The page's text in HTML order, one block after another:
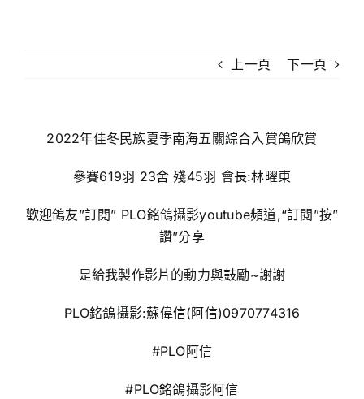
上一頁 下一頁
2022年佳冬民族夏季南海五關綜合入賞鴿欣賞
參賽619羽 23舍 殘45羽 會長:林曜東
歡迎鴿友”訂閱” PLO銘鴿攝影youtube頻道,“訂閱”按”
讚”分享
是給我製作影片的動力與鼓勵~謝謝
PLO銘鴿攝影:蘇偉信(阿信)0970774316
#PLO阿信
#PLO銘鴿攝影阿信